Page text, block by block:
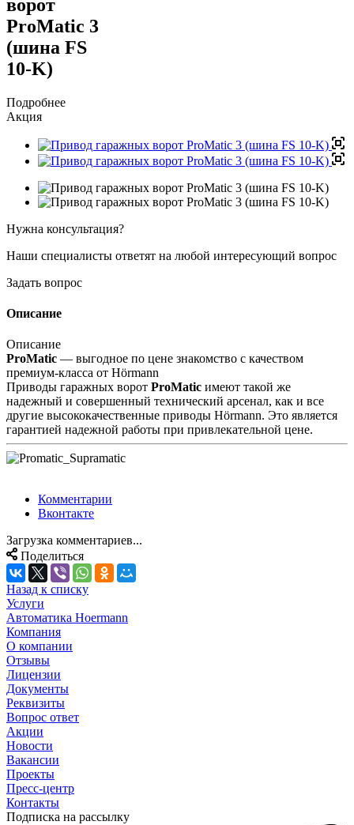
ворот
ProMatic 3
(шина FS
10-K)
Подробнее
Акция
Нужна консультация?
Наши специалисты ответят на любой интересующий вопрос
Задать вопрос
Описание
Описание
ProMatic — выгодное по цене знакомство с качеством
премиум-класса от Hörmann
Приводы гаражных ворот ProMatic имеют такой же
надежный и совершенный технический арсенал, как и все
другие высококачественные приводы Hörmann. Это является
гарантией надежной работы при привлекательной цене.
Комментарии
Вконтакте
Загрузка комментариев...
Поделиться
Назад к списку
Услуги
Автоматика Hoermann
Компания
О компании
Отзывы
Лицензии
Документы
Реквизиты
Вопрос ответ
Акции
Новости
Вакансии
Проекты
Пресс-центр
Контакты
Подписка на рассылку